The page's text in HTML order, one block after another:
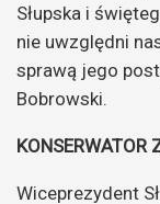
Słupska i
nie uwzględni
sprawą jego
Bobrowski.
KONSERWATOR
Wiceprezydent